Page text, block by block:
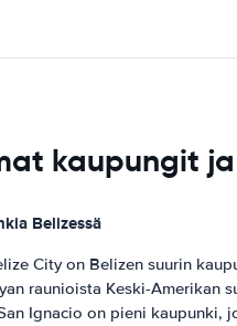
kaupungit
Belizessä
City on Belizen suurin
raunioista Keski-Amerikan
Ignacio on pieni kaupunki,